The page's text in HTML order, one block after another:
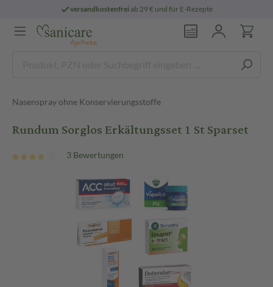
versandkostenfreiab 29 € und für E-Rezepte
Nasenspray ohne Konservierungsstoffe
Rundum Sorglos Erkältungsset 1 St Sparset
3 Bewertungen